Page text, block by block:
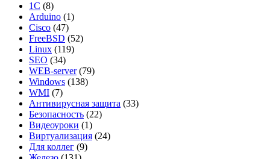
1С (8)
Arduino (1)
Cisco (47)
FreeBSD (52)
Linux (119)
SEO (34)
WEB-server(79)
Windows (138)
WMI (7)
Антивирусная защита (33)
Безопасность (22)
Видеоуроки (1)
Виртуализация (24)
Для коллег (9)